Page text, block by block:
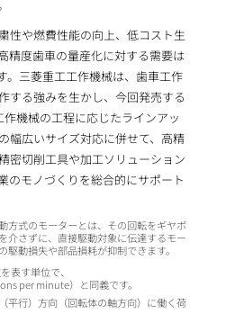
性や燃費性能の向上、低コスト生
精度歯車の量産化に対する需要は
。三菱重工工作機械は、歯車工作
する強みを生かし、今回発売する
機械の工程に応じたラインアッ
幅広いサイズ対応に併せて、高精
密切削工具や加工ソリューション
のモノづくりを総合的にサポート
方式のモーターとは、その回転をギヤボ
介さずに、直接駆動対象に伝達するモー
駆動損失や部品損耗が抑制できます。
表す単位で、
per minute）と同義です。
平行）方向（回転体の軸方向）に働く荷